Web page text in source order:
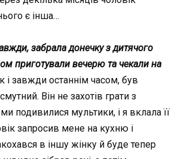
є інша…
забрала донечку з дитячого
приготували вечерю та чекали на
і завжди останнім часом, був
Він не захотів грати з
подивилися мультики, і я вклала її
запросив мене на кухню і
в іншу жінку й буде тепер